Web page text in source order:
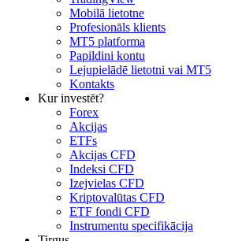
Mobilā lietotne
Profesionāls klients
MT5 platforma
Papildini kontu
Lejupielādē lietotni vai MT5
Kontakts
Kur investēt?
Forex
Akcijas
ETFs
Akcijas CFD
Indeksi CFD
Izejvielas CFD
Kriptovalūtas CFD
ETF fondi CFD
Instrumentu specifikācija